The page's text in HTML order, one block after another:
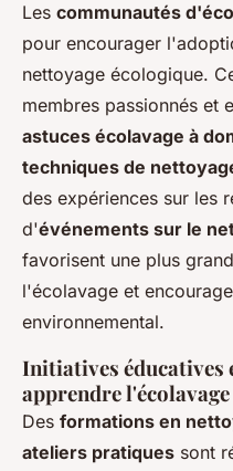
Les communautés
pour encourager
nettoyage écologique.
membres passionnés et
astuces écolavage à
techniques de
des expériences sur les
d'événements sur le
favorisent une plus
l'écolavage et
environnemental.
Initiatives éducatives
apprendre l'écolavage
Des formations en
ateliers pratiques sont